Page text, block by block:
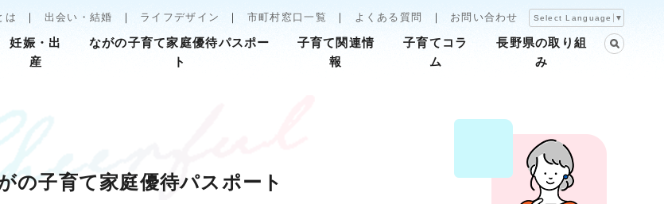
は 出会い・結婚 ライフデザイン 市町村窓口一覧 よくある質問 お問い合わせ Select Language ▼
妊娠・出
産
ながの子育て家庭優待パスポー
ト
子育て関連情
報
子育てコラ
ム
長野県の取り組
み
の子育て家庭優待パスポート